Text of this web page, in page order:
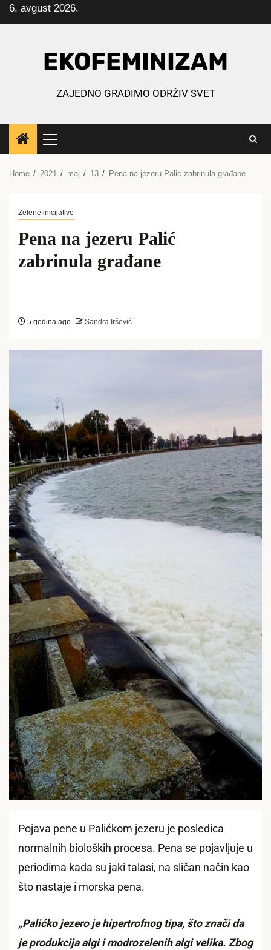
Skip
to
6. avgust 2026.
EKOFEMINIZAM
ZAJEDNO GRADIMO ODRŽIV SVET
Primary
Menu
Home 2021 maj 13 Pena na jezeru Palić zabrinula građane
Zelene inicijative
Pena na jezeru Palić
zabrinula građane
5 godina ago Sandra Iršević
Pojava pene u Palićkom jezeru je posledica
normalnih bioloških procesa. Pena se pojavljuje u
periodima kada su jaki talasi, na sličan način kao
što nastaje i morska pena.
„Palićko jezero je hipertrofnog tipa, što znači da
je produkcija algi i modrozelenih algi velika. Zbog